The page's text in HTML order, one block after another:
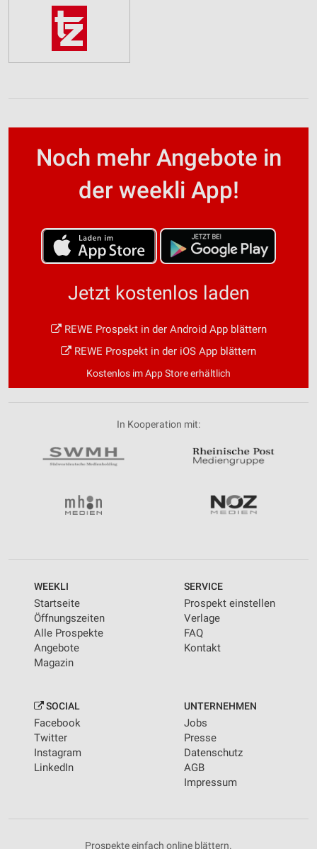
Noch mehr Angebote in
der weekli App!
Jetzt kostenlos laden
REWE Prospekt in der Android App blättern
REWE Prospekt in der iOS App blättern
Kostenlos im App Store erhältlich
In Kooperation mit:
WEEKLI
Startseite
Öffnungszeiten
Alle Prospekte
Angebote
Magazin
SERVICE
Prospekt einstellen
Verlage
FAQ
Kontakt
SOCIAL
Facebook
Twitter
Instagram
LinkedIn
UNTERNEHMEN
Jobs
Presse
Datenschutz
AGB
Impressum
Prospekte einfach online blättern.